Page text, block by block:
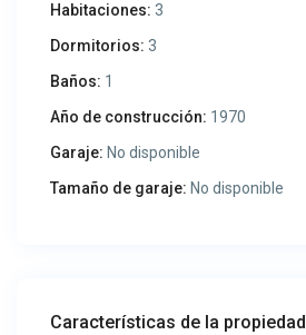
Habitaciones: 3
Dormitorios: 3
Baños: 1
Año de construcción: 1970
Garaje: No disponible
Tamaño de garaje: No disponible
Características de la propiedad